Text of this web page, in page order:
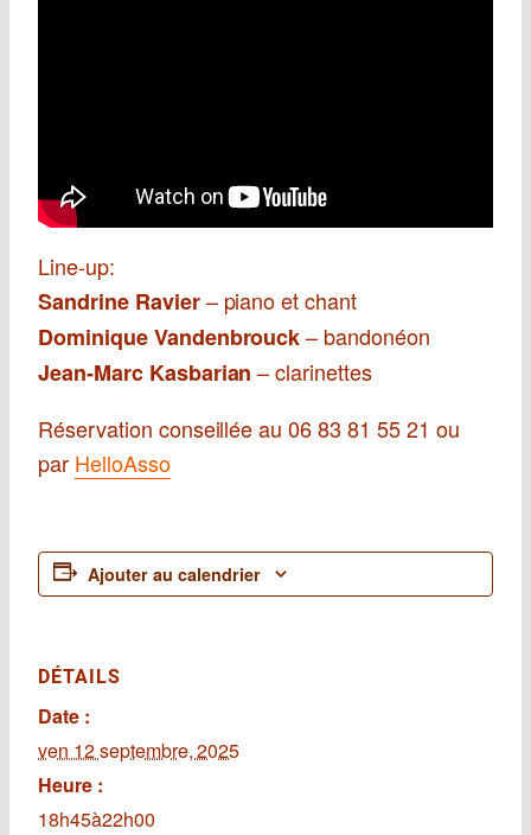
Line-up:
Sandrine Ravier– piano et chant
Dominique Vandenbrouck– bandonéon
Jean-Marc Kasbarian – clarinettes
Réservation conseillée au 06 83 81 55 21 ou
par HelloAsso
Ajouter au calendrier
DÉTAILS
Date :
ven 12 septembre, 2025
Heure :
18h45à22h00